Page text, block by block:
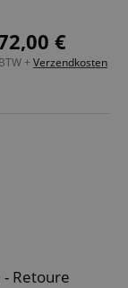
€
+ Verzendkosten
- Retoure